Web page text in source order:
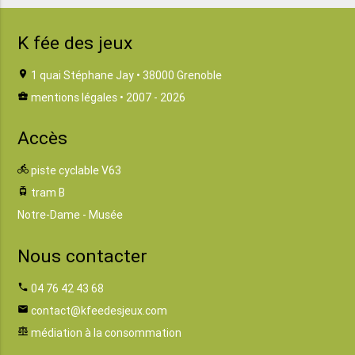
K fée des jeux
location_on 1 quai Stéphane Jay • 38000 Grenoble
business_center mentions légales • 2007 - 2026
Accès
directions_bike piste cyclable V63
tram tram B
Notre-Dame - Musée
Nous contacter
phone 04 76 42 43 68
email contact@kfeedesjeux.com
balance médiation à la consommation